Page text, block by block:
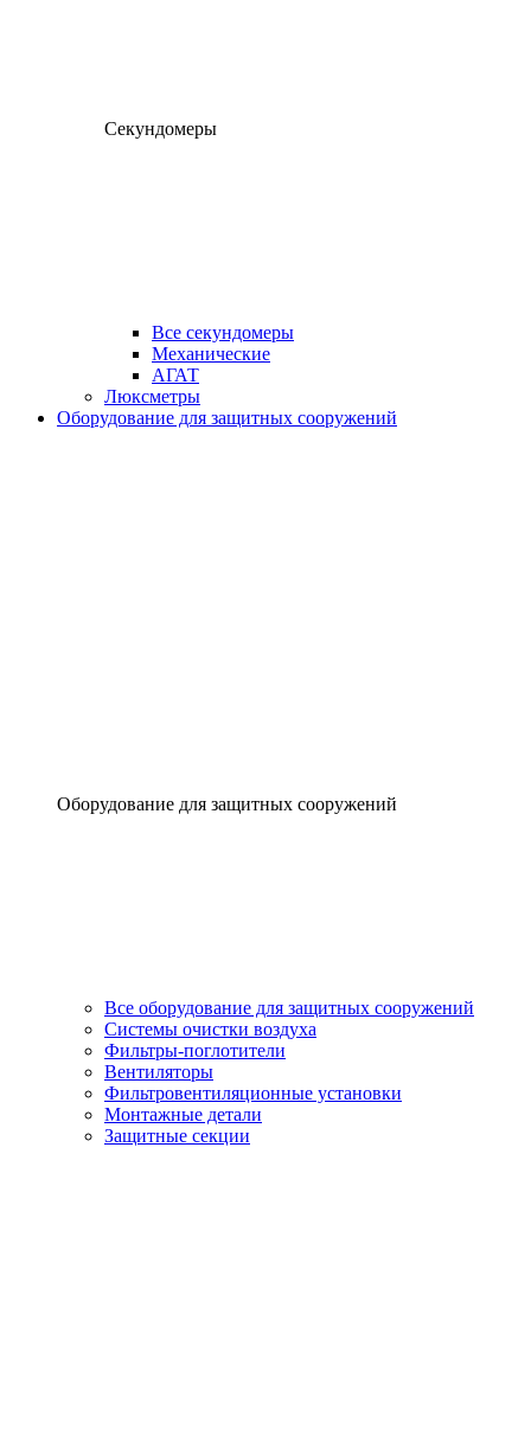
Секундомеры
Все секундомеры
Механические
АГАТ
Люксметры
Оборудование для защитных сооружений
Оборудование для защитных сооружений
Все оборудование для защитных сооружений
Системы очистки воздуха
Фильтры-поглотители
Вентиляторы
Фильтровентиляционные установки
Монтажные детали
Защитные секции